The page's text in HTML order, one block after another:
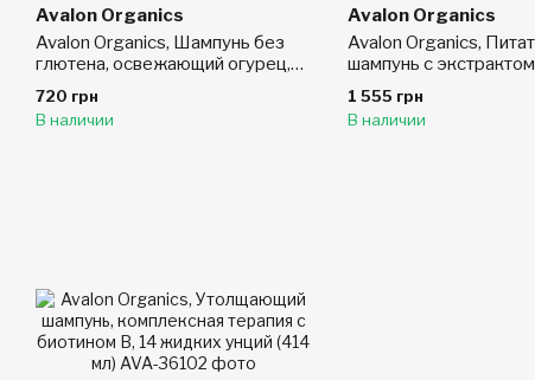
Avalon Organics
Avalon Organics, Шампунь без
глютена, освежающий огурец,
без запаха, 11 жидк. унц. (325
мл)
720 грн
В наличии
Avalon Organics
Avalon Organics,
шампунь с
32 жидких унции (946
1 555 грн
В наличии